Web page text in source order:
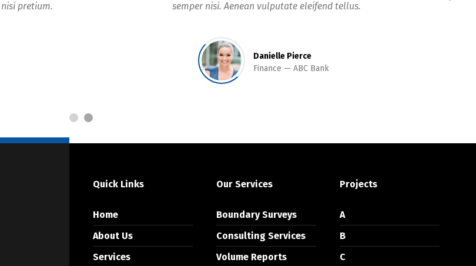
pretium.
semper nisi. Aenean vulputate eleifend tellus.
Danielle Pierce
Finance
ABC Bank
Quick Links
Home
About Us
Services
Our Services
Boundary Surveys
Consulting Services
Volume Reports
Projects
A
B
C